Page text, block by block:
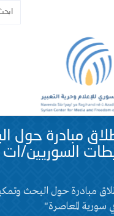
مبادرة حول
السوريين/
مبادرة حول البحث
سورية المعاصرة"